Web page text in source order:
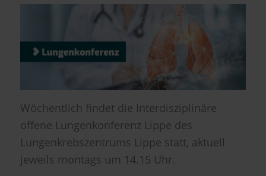
Wöchentlich findet die Interdisziplinäre
offene Lungenkonferenz Lippe des
Lungenkrebszentrums Lippe statt, aktuell
jeweils montags um 14.15 Uhr.